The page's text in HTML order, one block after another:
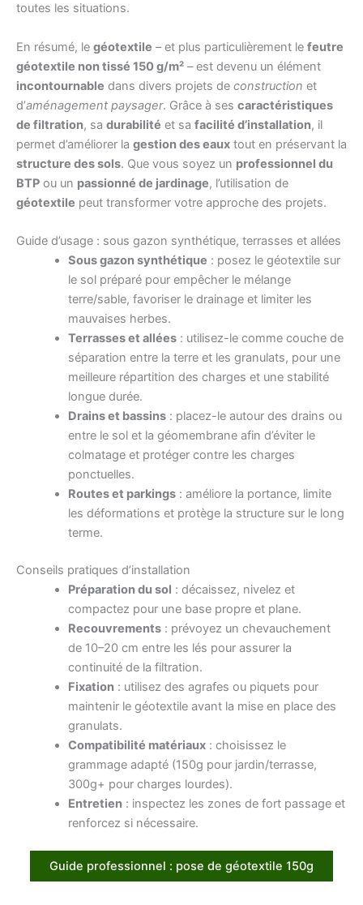
toutes les situations.
En résumé, le géotextile – et plus particulièrement le feutre
géotextile non tissé 150 g/m² – est devenu un élément
incontournable dans divers projets de construction et
d’aménagement paysager. Grâce à ses caractéristiques
de filtration, sa durabilité et sa facilité d’installation, il
permet d’améliorer la gestion des eaux tout en préservant la
structure des sols. Que vous soyez un professionnel du
BTP ou un passionné de jardinage, l’utilisation de
géotextile peut transformer votre approche des projets.
Guide d’usage : sous gazon synthétique, terrasses et allées
Sous gazon synthétique : posez le géotextile sur
le sol préparé pour empêcher le mélange
terre/sable, favoriser le drainage et limiter les
mauvaises herbes.
Terrasses et allées: utilisez-le comme couche de
séparation entre la terre et les granulats, pour une
meilleure répartition des charges et une stabilité
longue durée.
Drains et bassins: placez-le autour des drains ou
entre le sol et la géomembrane afin d’éviter le
colmatage et protéger contre les charges
ponctuelles.
Routes et parkings: améliore la portance, limite
les déformations et protège la structure sur le long
terme.
Conseils pratiques d’installation
Préparation du sol : décaissez, nivelez et
compactez pour une base propre et plane.
Recouvrements: prévoyez un chevauchement
de 10–20 cm entre les lés pour assurer la
continuité de la filtration.
Fixation: utilisez des agrafes ou piquets pour
maintenir le géotextile avant la mise en place des
granulats.
Compatibilité matériaux: choisissez le
grammage adapté (150g pour jardin/terrasse,
300g+ pour charges lourdes).
Entretien: inspectez les zones de fort passage et
renforcez si nécessaire.
Guide professionnel : pose de géotextile 150g